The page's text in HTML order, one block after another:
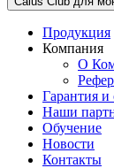
Продукция
Компания
О
Гарантия и
Наши
Обучение
Новости
Контакты